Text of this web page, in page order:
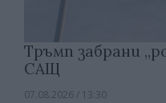
Тръмп забрани
САЩ
07.08.2026 / 13:30